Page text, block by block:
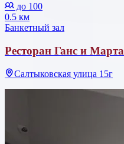
до 100
0.5 км
Банкетный зал
Ресторан Ганс и Марта
Салтыковская улица 15г